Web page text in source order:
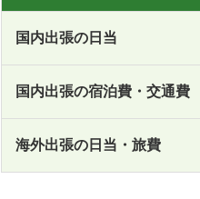
国内出張の日当
国内出張の宿泊費・交通費
海外出張の日当・旅費